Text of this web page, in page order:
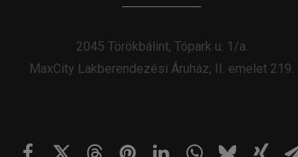
2045 Törökbálint, Tópark u. 1/a.
MaxCity Lakberendezési Áruház, II. emelet 219.